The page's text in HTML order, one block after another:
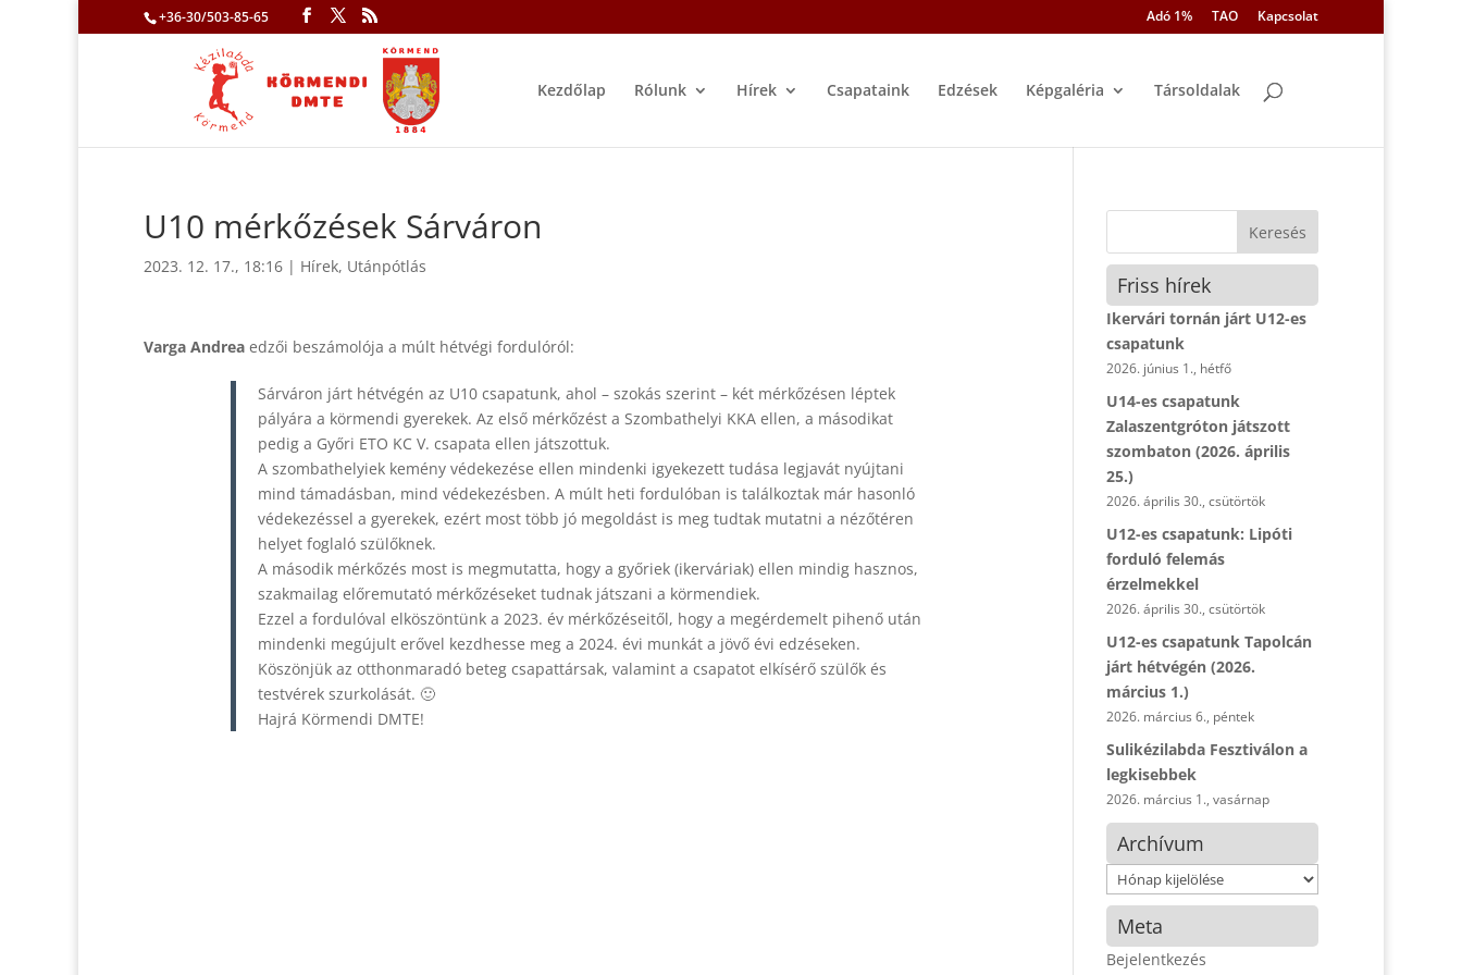
+36-30/503-85-65 Adó 1% TAO Kapcsolat
Kezdőlap Rólunk Hírek Csapataink Edzések Képgaléria Társoldalak
U10 mérkőzések Sárváron
2023. 12. 17., 18:16 | Hírek, Utánpótlás
Varga Andrea edzői beszámolója a múlt hétvégi fordulóról:
Sárváron járt hétvégén az U10 csapatunk, ahol – szokás szerint – két mérkőzésen léptek
pályára a körmendi gyerekek. Az első mérkőzést a Szombathelyi KKA ellen, a másodikat
pedig a Győri ETO KC V. csapata ellen játszottuk.
A szombathelyiek kemény védekezése ellen mindenki igyekezett tudása legjavát nyújtani
mind támadásban, mind védekezésben. A múlt heti fordulóban is találkoztak már hasonló
védekezéssel a gyerekek, ezért most több jó megoldást is meg tudtak mutatni a nézőtéren
helyet foglaló szülőknek.
A második mérkőzés most is megmutatta, hogy a győriek (ikerváriak) ellen mindig hasznos,
szakmailag előremutató mérkőzéseket tudnak játszani a körmendiek.
Ezzel a fordulóval elköszöntünk a 2023. év mérkőzéseitől, hogy a megérdemelt pihenő után
mindenki megújult erővel kezdhesse meg a 2024. évi munkát a jövő évi edzéseken.
Köszönjük az otthonmaradó beteg csapattársak, valamint a csapatot elkísérő szülők és
testvérek szurkolását. 🙂
Hajrá Körmendi DMTE!
Friss hírek
Ikervári tornán járt U12-es
csapatunk
2026. június 1., hétfő
U14-es csapatunk
Zalaszentgróton játszott
szombaton (2026. április
25.)
2026. április 30., csütörtök
U12-es csapatunk: Lipóti
forduló felemás
érzelmekkel
2026. április 30., csütörtök
U12-es csapatunk Tapolcán
járt hétvégén (2026.
március 1.)
2026. március 6., péntek
Sulikézilabda Fesztiválon a
legkisebbek
2026. március 1., vasárnap
Archívum
Archívum
Meta
Bejelentkezés